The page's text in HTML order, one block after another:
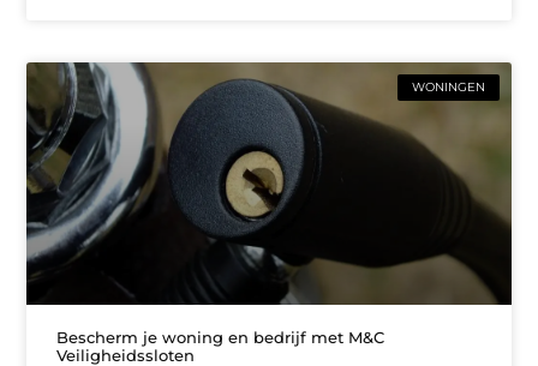
WONINGEN
Bescherm je woning en bedrijf met M&C
Veiligheidssloten